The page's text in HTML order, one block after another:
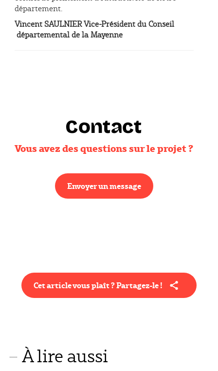
département.
Vincent SAULNIER Vice-Président du Conseil
départemental de la Mayenne
Contact
Vous avez des questions sur le projet ?
Envoyer un message
Cet article vous plaît ? Partagez-le !
À lire aussi